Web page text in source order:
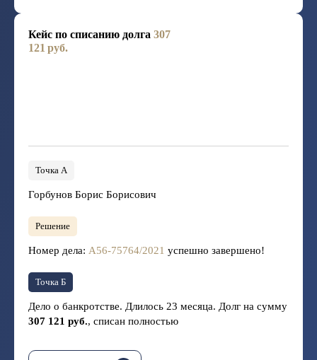
Кейс по списанию долга 307
121 руб.
Точка А
Горбунов Борис Борисович
Решение
Номер дела: А56-75764/2021 успешно завершено!
Точка Б
Дело о банкротстве. Длилось 23 месяца. Долг на сумму
307 121 руб., списан полностью